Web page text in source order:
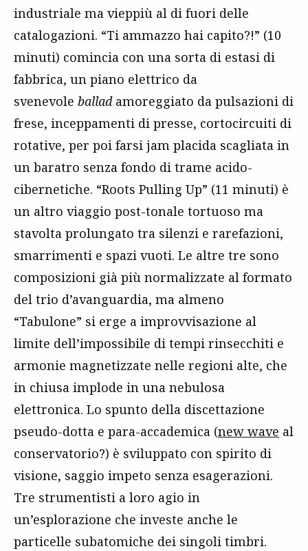
industriale ma vieppiù al di fuori delle
catalogazioni. “Ti ammazzo hai capito?!” (10
minuti) comincia con una sorta di estasi di
fabbrica, un piano elettrico da
svenevole balladamoreggiato da pulsazioni di
frese, inceppamenti di presse, cortocircuiti di
rotative, per poi farsi jam placida scagliata in
un baratro senza fondo di trame acido-
cibernetiche. “Roots Pulling Up” (11 minuti) è
un altro viaggio post-tonale tortuoso ma
stavolta prolungato tra silenzi e rarefazioni,
smarrimenti e spazi vuoti. Le altre tre sono
composizioni già più normalizzate al formato
del trio d’avanguardia, ma almeno
“Tabulone” si erge a improvvisazione al
limite dell’impossibile di tempi rinsecchiti e
armonie magnetizzate nelle regioni alte, che
in chiusa implode in una nebulosa
elettronica. Lo spunto della discettazione
pseudo-dotta e para-accademica (new wave al
conservatorio?) è sviluppato con spirito di
visione, saggio impeto senza esagerazioni.
Tre strumentisti a loro agio in
un’esplorazione che investe anche le
particelle subatomiche dei singoli timbri.